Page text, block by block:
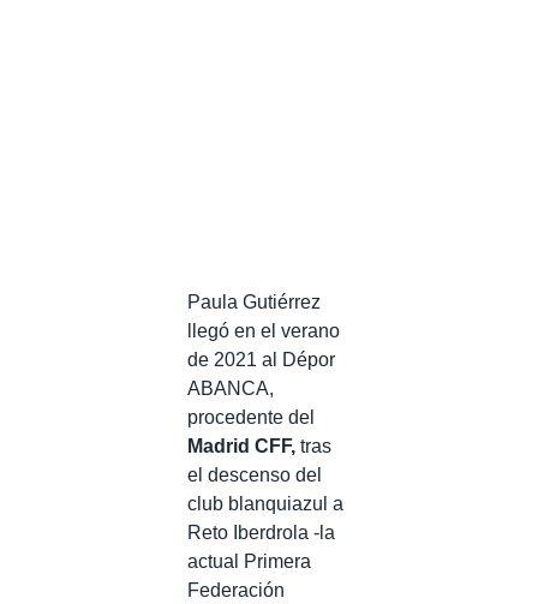
Paula Gutiérrez
llegó en el verano
de 2021 al Dépor
ABANCA,
procedente del
Madrid CFF, tras
el descenso del
club blanquiazul a
Reto Iberdrola -la
actual Primera
Federación